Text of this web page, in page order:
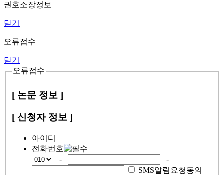
권호소장정보
닫기
오류접수
닫기
오류접수
[ 논문 정보 ]
[ 신청자 정보 ]
아이디
전화번호
-
-
SMS알림요청동의